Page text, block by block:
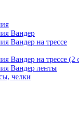
Вандер
Вандер на трессе
Вандер на трессе (2
Вандер ленты
челки